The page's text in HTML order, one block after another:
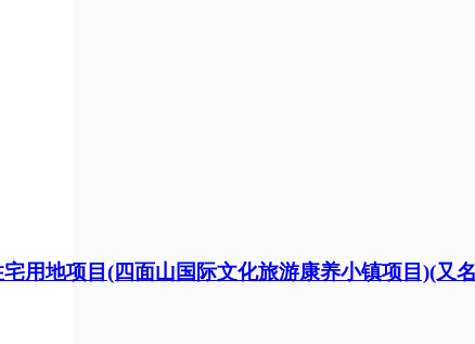
用地项目(四面山国际文化旅游康养小镇项目)(又